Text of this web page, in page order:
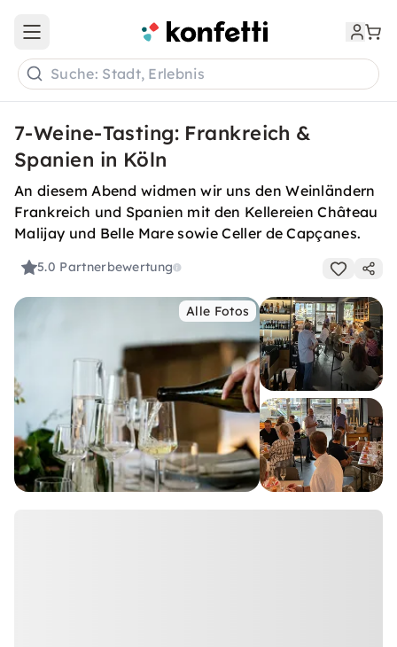
Open main menu
Suche: Stadt, Erlebnis
7-Weine-Tasting: Frankreich &
Spanien in Köln
An diesem Abend widmen wir uns den Weinländern
Frankreich und Spanien mit den Kellereien Château
Malijay und Belle Mare sowie Celler de Capçanes.
5.0 Partnerbewertung
Alle Fotos